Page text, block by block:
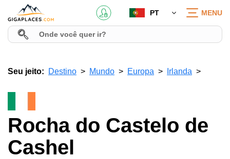
PT MENU
Seu jeito: Destino Mundo Europa Irlanda
Rocha do Castelo de
Cashel